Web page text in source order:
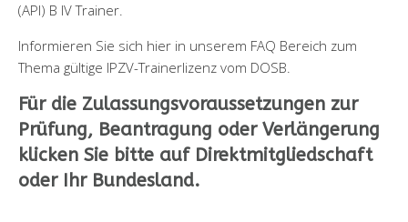
(API) B IV Trainer.
Informieren Sie sich hier in unserem FAQ Bereich zum
Thema gültige IPZV-Trainerlizenz vom DOSB.
Für die Zulassungsvoraussetzungen zur
Prüfung, Beantragung oder Verlängerung
klicken Sie bitte auf Direktmitgliedschaft
oder Ihr Bundesland.